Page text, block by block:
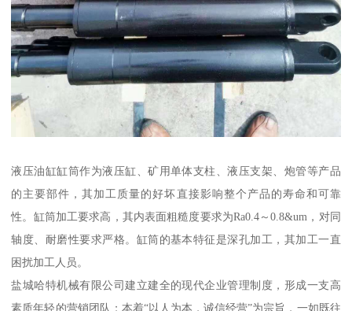
液压油缸缸筒作为液压缸、矿用单体支柱、液压支架、炮管等产品
的主要部件，其加工质量的好坏直接影响整个产品的寿命和可靠
性。缸筒加工要求高，其内表面粗糙度要求为Ra0.4～0.8&um，对同
轴度、耐磨性要求严格。缸筒的基本特征是深孔加工，其加工一直
困扰加工人员。
盐城哈特机械有限公司建立建全的现代企业管理制度，形成一支高
素质年轻的营销团队；本着“以人为本，诚信经营”为宗旨，一如既往